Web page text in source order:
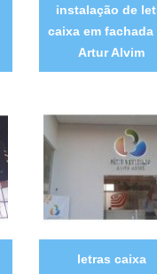
instalação de
caixa em fachada
Artur Alvim
letras caixa